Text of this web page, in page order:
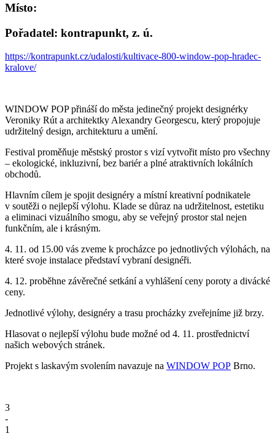
Místo:
Pořadatel: kontrapunkt, z. ú.
https://kontrapunkt.cz/udalosti/kultivace-800-window-pop-hradec-
kralove/
WINDOW POP přináší do města jedinečný projekt designérky
Veroniky Rút a architektky Alexandry Georgescu, který propojuje
udržitelný design, architekturu a umění.
Festival proměňuje městský prostor s vizí vytvořit místo pro všechny
– ekologické, inkluzivní, bez bariér a plné atraktivních lokálních
obchodů.
Hlavním cílem je spojit designéry a místní kreativní podnikatele
v soutěži o nejlepší výlohu. Klade se důraz na udržitelnost, estetiku
a eliminaci vizuálního smogu, aby se veřejný prostor stal nejen
funkčním, ale i krásným.
4. 11. od 15.00 vás zveme k procházce po jednotlivých výlohách, na
které svoje instalace představí vybraní designéři.
4. 12. proběhne závěrečné setkání a vyhlášení ceny poroty a divácké
ceny.
Jednotlivé výlohy, designéry a trasu procházky zveřejníme již brzy.
Hlasovat o nejlepší výlohu bude možné od 4. 11. prostřednictví
našich webových stránek.
Projekt s laskavým svolením navazuje na WINDOW POP Brno.
3
-
1